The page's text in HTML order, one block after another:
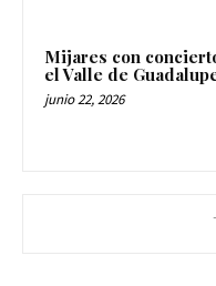
Mijares con
el Valle de
junio 22, 2026